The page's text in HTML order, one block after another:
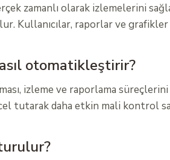
zamanlı olarak izlemelerini
Kullanıcılar, raporlar ve
otomatikleştirir?
izleme ve raporlama süreçlerini
tutarak daha etkin mali kontrol